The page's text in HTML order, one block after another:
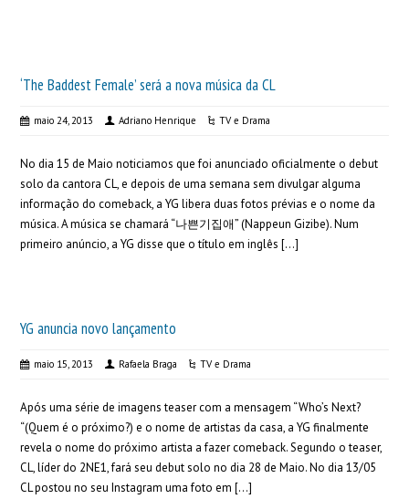
‘The Baddest Female’ será a nova música da CL
maio 24, 2013 Adriano Henrique TV e Drama
No dia 15 de Maio noticiamos que foi anunciado oficialmente o debut
solo da cantora CL, e depois de uma semana sem divulgar alguma
informação do comeback, a YG libera duas fotos prévias e o nome da
música. A música se chamará “나쁜기집애” (Nappeun Gizibe). Num
primeiro anúncio, a YG disse que o título em inglês […]
YG anuncia novo lançamento
maio 15, 2013 Rafaela Braga TV e Drama
Após uma série de imagens teaser com a mensagem “Who’s Next?
“(Quem é o próximo?) e o nome de artistas da casa, a YG finalmente
revela o nome do próximo artista a fazer comeback. Segundo o teaser,
CL, líder do 2NE1, fará seu debut solo no dia 28 de Maio. No dia 13/05
CL postou no seu Instagram uma foto em […]